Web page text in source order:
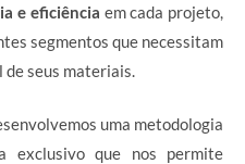
e eficiência em cada projeto,
segmentos que necessitam
seus materiais.
uma metodologia
exclusivo que nos permite